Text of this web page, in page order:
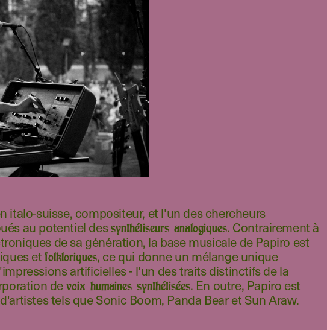
italo-suisse, compositeur, et l'un des chercheurs
au potentiel dessynthétiseurs analogiques. Contrairement à
de sa génération, la base musicale de Papiro est
etfolkloriques, ce qui donne un mélange unique
artificielles - l'un des traits distinctifs de la
de voix humaines synthétisées. En outre, Papiro est
tels que Sonic Boom, Panda Bear et Sun Araw.